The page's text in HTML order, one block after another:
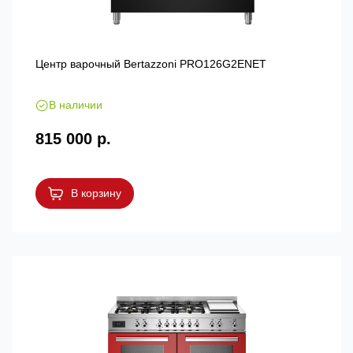
Центр варочный Bertazzoni PRO126G2ENET
В наличии
815 000 р.
В корзину